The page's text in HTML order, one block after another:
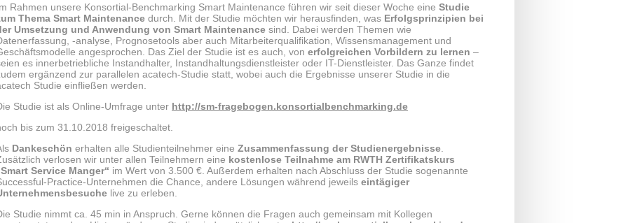
Rahmen unsere Konsortial-Benchmarking Smart Maintenance führen wir seit dieser Woche eine Studie
Thema Smart Maintenance durch. Mit der Studie möchten wir herausfinden, was Erfolgsprinzipien bei
Umsetzung und Anwendung von Smart Maintenance sind. Dabei werden Themen wie
-analyse, Prognosetools aber auch Mitarbeiterqualifikation, Wissensmanagement und
angesprochen. Das Ziel der Studie ist es auch, von erfolgreichen Vorbildern zu lernen –
es innerbetriebliche Instandhalter, Instandhaltungsdienstleister oder IT-Dienstleister. Das Ganze findet
ergänzend zur parallelen acatech-Studie statt, wobei auch die Ergebnisse unserer Studie in die
Studie einfließen werden.
Studie ist als Online-Umfrage unter http://sm-fragebogen.konsortialbenchmarking.de
bis zum 31.10.2018 freigeschaltet.
Dankeschön erhalten alle Studienteilnehmer eine Zusammenfassung der Studienergebnisse
verlosen wir unter allen Teilnehmern eine kostenlose Teilnahme am RWTH Zertifikatskurs
Service Manger“ im Wert von 3.500 €. Außerdem erhalten nach Abschluss der Studie sogenannte
Practice-Unternehmen die Chance, andere Lösungen während jeweils eintägiger
live zu erleben.
Studie nimmt ca. 45 min in Anspruch. Gerne können die Fragen auch gemeinsam mit Kollegen